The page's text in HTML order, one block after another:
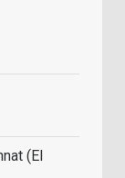
(EI